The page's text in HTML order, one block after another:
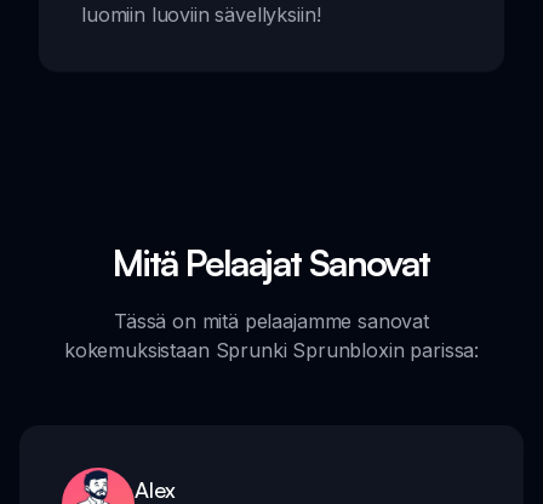
luomiin luoviin sävellyksiin!
Mitä Pelaajat Sanovat
Tässä on mitä pelaajamme sanovat
kokemuksistaan Sprunki Sprunbloxin parissa:
Alex